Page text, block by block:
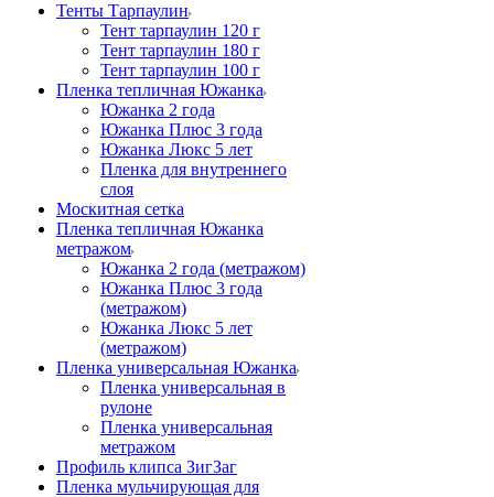
Тенты Тарпаулин
Тент тарпаулин 120 г
Тент тарпаулин 180 г
Тент тарпаулин 100 г
Пленка тепличная Южанка
Южанка 2 года
Южанка Плюс 3 года
Южанка Люкс 5 лет
Пленка для внутреннего
слоя
Москитная сетка
Пленка тепличная Южанка
метражом
Южанка 2 года (метражом)
Южанка Плюс 3 года
(метражом)
Южанка Люкс 5 лет
(метражом)
Пленка универсальная Южанка
Пленка универсальная в
рулоне
Пленка универсальная
метражом
Профиль клипса ЗигЗаг
Пленка мульчирующая для